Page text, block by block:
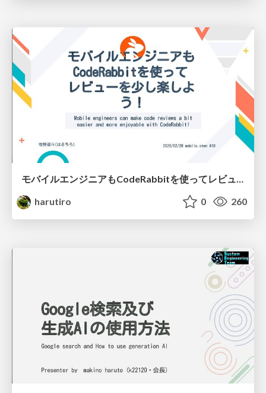
モバイルエンジニアもCodeRabbitを使ってレビューを少し楽しよう！
harutiro
0 260